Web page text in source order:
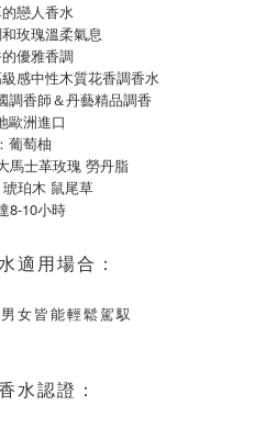
戀人香水
玫瑰溫柔氣息
優雅香調
感中性木質花香調香水
調香師＆丹藝精品調香
歐洲進口
葡萄柚
士革玫瑰 勞丹脂
木 鼠尾草
8-10小時
適用場合：
女皆能輕鬆駕馭
水認證 ：